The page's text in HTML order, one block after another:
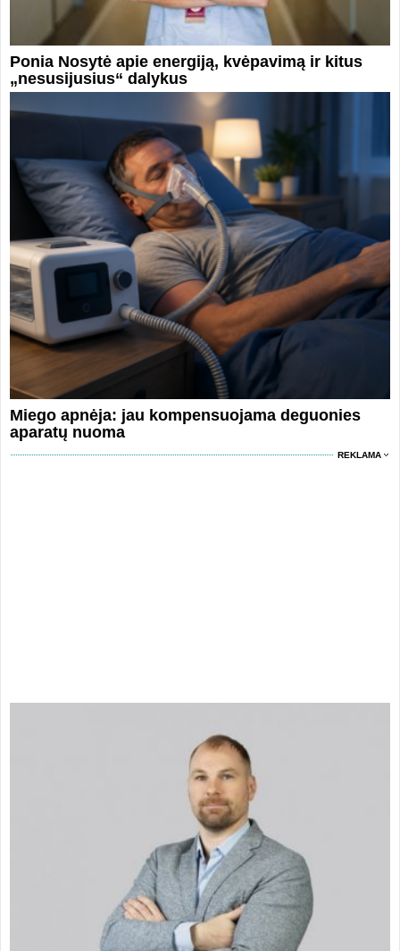
Ponia Nosytė apie energiją, kvėpavimą ir kitus
„nesusijusius“ dalykus
Miego apnėja: jau kompensuojama deguonies
aparatų nuoma
REKLAMA